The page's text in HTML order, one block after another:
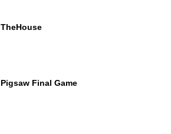
TheHouse
Pigsaw Final Game